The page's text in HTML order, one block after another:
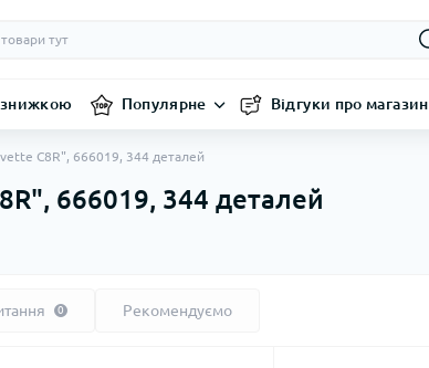
знижкою Популярне Відгуки про магазин
C8R", 666019, 344 деталей
666019, 344 деталей
0 Рекомендуємо